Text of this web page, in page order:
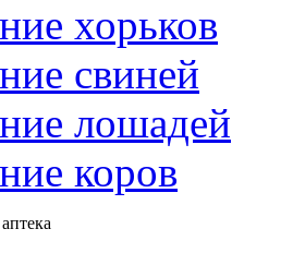
хорьков
свиней
лошадей
коров